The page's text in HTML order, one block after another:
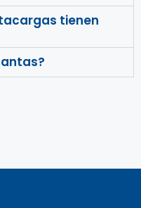
tienen